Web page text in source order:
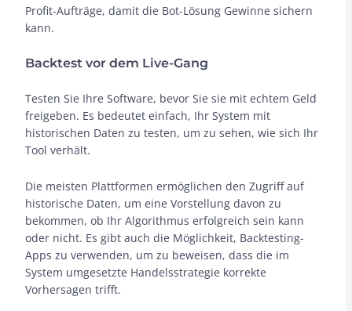
Profit-Aufträge, damit die Bot-Lösung Gewinne sichern
kann.
Backtest vor dem Live-Gang
Testen Sie Ihre Software, bevor Sie sie mit echtem Geld
freigeben. Es bedeutet einfach, Ihr System mit
historischen Daten zu testen, um zu sehen, wie sich Ihr
Tool verhält.
Die meisten Plattformen ermöglichen den Zugriff auf
historische Daten, um eine Vorstellung davon zu
bekommen, ob Ihr Algorithmus erfolgreich sein kann
oder nicht. Es gibt auch die Möglichkeit, Backtesting-
Apps zu verwenden, um zu beweisen, dass die im
System umgesetzte Handelsstrategie korrekte
Vorhersagen trifft.